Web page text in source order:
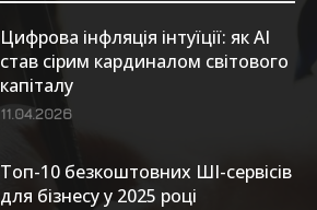
Цифрова інфляція інтуїції: як AI
став сірим кардиналом світового
капіталу
11.04.2026
Топ-10 безкоштовних ШІ-сервісів
для бізнесу у 2025 році